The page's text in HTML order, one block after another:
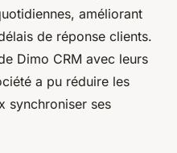
améliorant
de réponse clients.
Dimo CRM avec leurs
a pu réduire les
synchroniser ses